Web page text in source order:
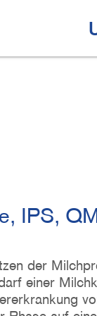
IPS,
der
einer